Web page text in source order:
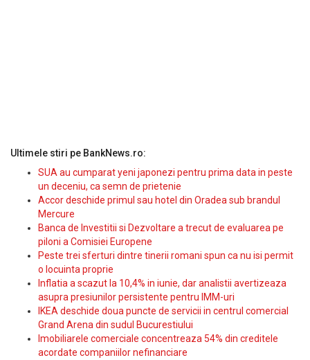
Ultimele stiri pe BankNews.ro:
SUA au cumparat yeni japonezi pentru prima data in peste
un deceniu, ca semn de prietenie
Accor deschide primul sau hotel din Oradea sub brandul
Mercure
Banca de Investitii si Dezvoltare a trecut de evaluarea pe
piloni a Comisiei Europene
Peste trei sferturi dintre tinerii romani spun ca nu isi permit
o locuinta proprie
Inflatia a scazut la 10,4% in iunie, dar analistii avertizeaza
asupra presiunilor persistente pentru IMM-uri
IKEA deschide doua puncte de servicii in centrul comercial
Grand Arena din sudul Bucurestiului
Imobiliarele comerciale concentreaza 54% din creditele
acordate companiilor nefinanciare